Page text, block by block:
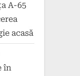
A-65
acasă
în